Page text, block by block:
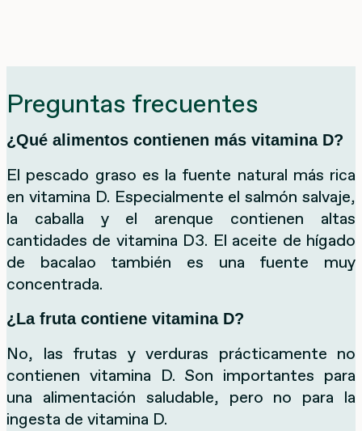
Preguntas frecuentes
¿Qué alimentos contienen más vitamina D?
El pescado graso es la fuente natural más rica
en vitamina D. Especialmente el salmón salvaje,
la caballa y el arenque contienen altas
cantidades de vitamina D3. El aceite de hígado
de bacalao también es una fuente muy
concentrada.
¿La fruta contiene vitamina D?
No, las frutas y verduras prácticamente no
contienen vitamina D. Son importantes para
una alimentación saludable, pero no para la
ingesta de vitamina D.